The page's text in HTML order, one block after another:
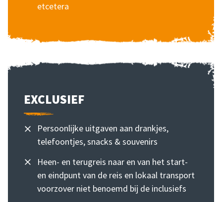
etcetera
EXCLUSIEF
Persoonlijke uitgaven aan drankjes,
telefoontjes, snacks & souvenirs
Heen- en terugreis naar en van het start-
en eindpunt van de reis en lokaal transport
voorzover niet benoemd bij de inclusiefs